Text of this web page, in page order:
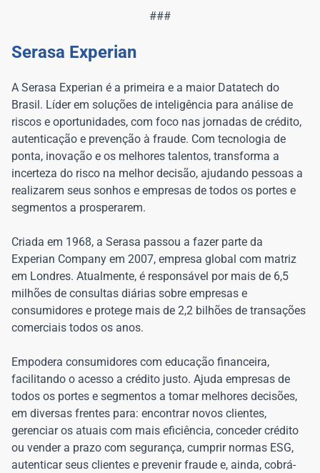
###
Serasa Experian
A Serasa Experian é a primeira e a maior Datatech do
Brasil. Líder em soluções de inteligência para análise de
riscos e oportunidades, com foco nas jornadas de crédito,
autenticação e prevenção à fraude. Com tecnologia de
ponta, inovação e os melhores talentos, transforma a
incerteza do risco na melhor decisão, ajudando pessoas a
realizarem seus sonhos e empresas de todos os portes e
segmentos a prosperarem.
Criada em 1968, a Serasa passou a fazer parte da
Experian Company em 2007, empresa global com matriz
em Londres. Atualmente, é responsável por mais de 6,5
milhões de consultas diárias sobre empresas e
consumidores e protege mais de 2,2 bilhões de transações
comerciais todos os anos.
Empodera consumidores com educação financeira,
facilitando o acesso a crédito justo. Ajuda empresas de
todos os portes e segmentos a tomar melhores decisões,
em diversas frentes para: encontrar novos clientes,
gerenciar os atuais com mais eficiência, conceder crédito
ou vender a prazo com segurança, cumprir normas ESG,
autenticar seus clientes e prevenir fraude e, ainda, cobrá-